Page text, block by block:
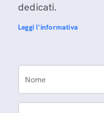
dedicati.
Leggi l'informativa
Nome